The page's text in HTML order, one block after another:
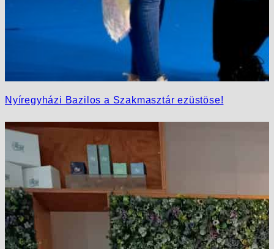
Nyíregyházi Bazilos a Szakmasztár ezüstöse!